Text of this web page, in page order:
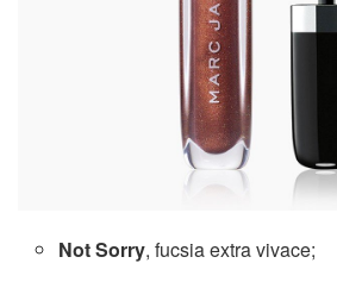
Not Sorry, fucsia extra vivace;